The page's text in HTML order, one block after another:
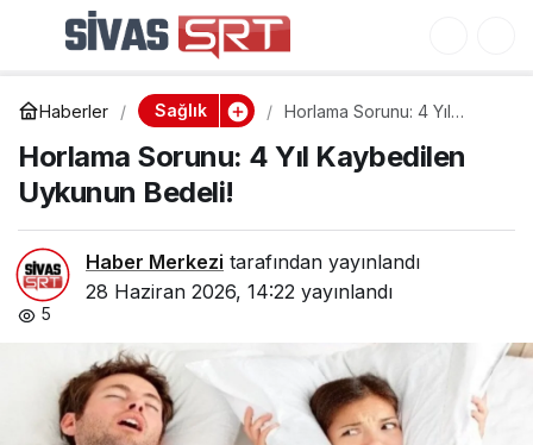
Haberler Sağlık
Horlama Sorunu: 4 Yıl
Bedeli!
Horlama Sorunu: 4 Yıl Kaybedilen
Uykunun Bedeli!
Haber Merkezi tarafından yayınlandı
28 Haziran 2026, 14:22 yayınlandı
5
Medipol’dan Afrika’ya